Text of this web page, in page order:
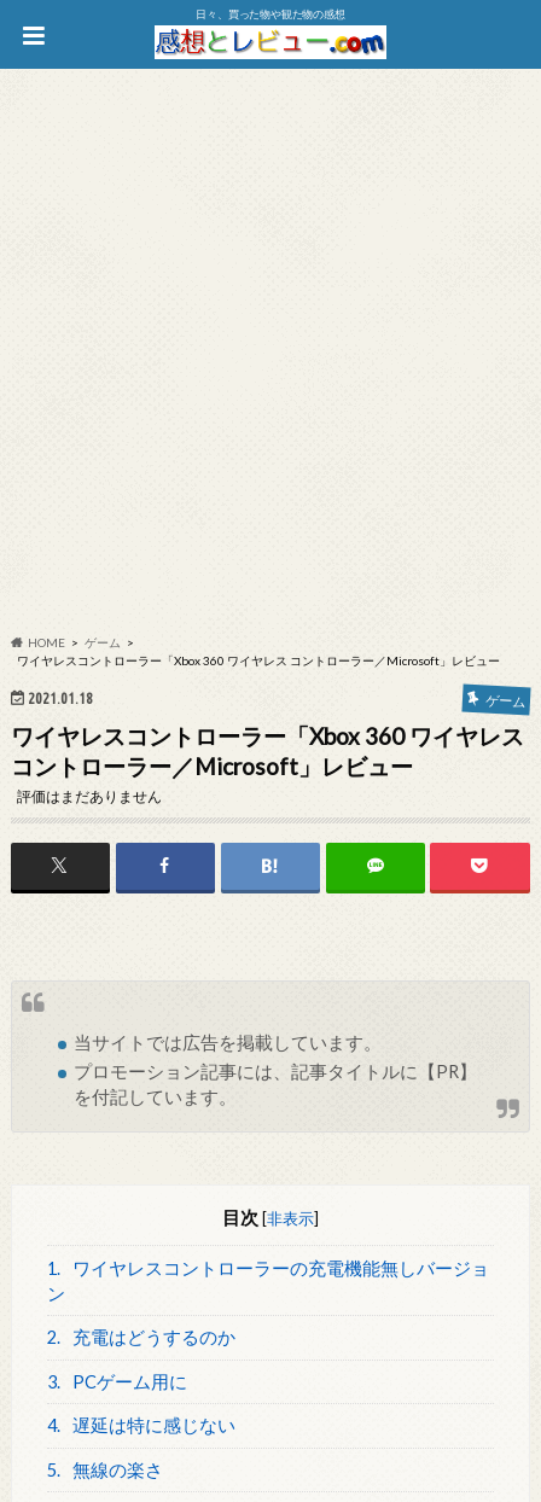
日々、買った物や観た物の感想
HOME
ゲーム
ワイヤレスコントローラー「Xbox 360 ワイヤレス コントローラー／Microsoft」レビュー
2021.01.18 ゲーム
ワイヤレスコントローラー「Xbox 360 ワイヤレス
コントローラー／Microsoft」レビュー
評価はまだありません
当サイトでは広告を掲載しています。
プロモーション記事には、記事タイトルに【PR】
を付記しています。
目次 [非表示]
1.
ワイヤレスコントローラーの充電機能無しバージョ
ン
2. 充電はどうするのか
3. PCゲーム用に
4. 遅延は特に感じない
5. 無線の楽さ